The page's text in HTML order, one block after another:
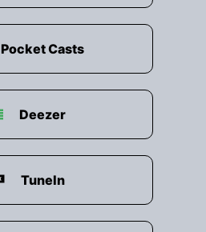
Pocket Casts
Deezer
TuneIn